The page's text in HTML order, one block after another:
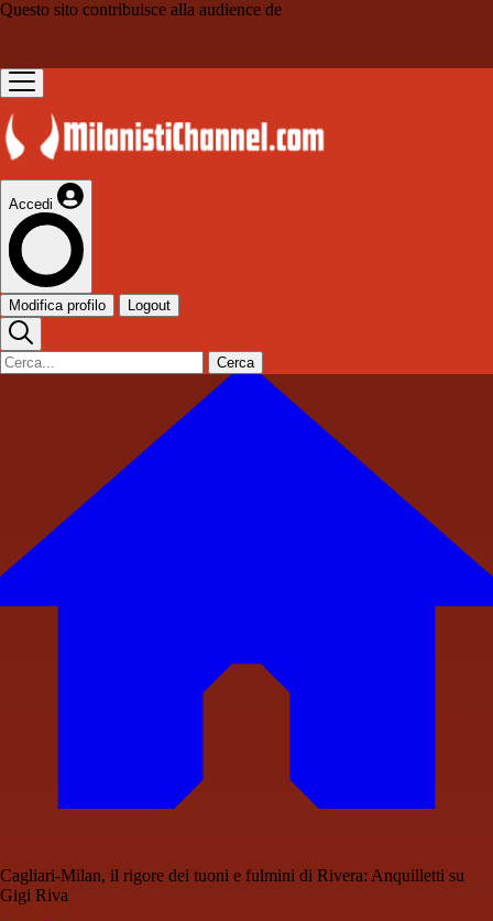
Questo sito contribuisce alla audience de
Accedi
Modifica profilo Logout
Cerca
Cagliari-Milan, il rigore dei tuoni e fulmini di Rivera: Anquilletti su
Gigi Riva